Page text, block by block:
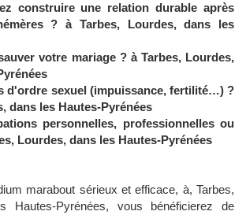
construire une relation durable après
? à Tarbes, Lourdes, dans les
votre mariage ? à Tarbes, Lourdes,
d'ordre sexuel (impuissance, fertilité…) ?
dans les Hautes-Pyrénées
personnelles, professionnelles ou
Lourdes, dans les Hautes-Pyrénées
marabout sérieux et efficace, à, Tarbes,
Hautes-Pyrénées, vous bénéficierez de